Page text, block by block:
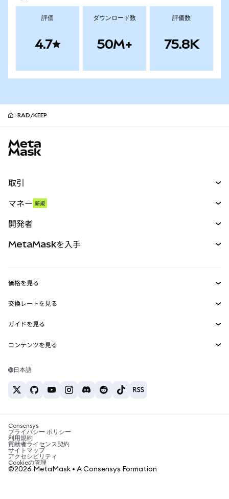
評価
4.7
ダウンロード数
50M+
評価数
75.8K
RAD/KEEP
取引
パーペチュアル
RWA
マネー 新規
開発者
MetaMask Connect
Snaps
Web3サービス
MetaMaskを入手
セキュリティ
サポート
キャリア
お問い合わせ
価格を見る
イーサリアムの価格
Solanaの価格
Tetherの価格
交換レートを見る
ETH→USD
USDT→INR
BTC→INR
ETH→USDT
ガイドを見る
ETHの購入
USDTの購入
SHIBの購入
BNBの購入
コンテンツを見る
Solanaウォレット
税制関連ニュース
暗号資産の購入方法は？
ビットコインを売るには？
日本語
Consensys
プライバシー ポリシー
利用規約
貢献者ライセンス契約
サイトマップ
アクセシビリティ
Cookieの管理
©2026 MetaMask • A Consensys Formation